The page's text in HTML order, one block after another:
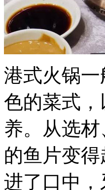
港式火锅
色的菜式
养。从选
的鱼片变
进了口中